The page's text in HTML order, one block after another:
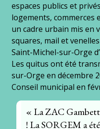
espaces publics et
logements, commerces
un cadre urbain mis en
squares, mail et
Saint-Michel-sur-Orge
Les quitus ont été
sur-Orge en décembre
Conseil municipal en
« La ZAC
! La SORGEM a